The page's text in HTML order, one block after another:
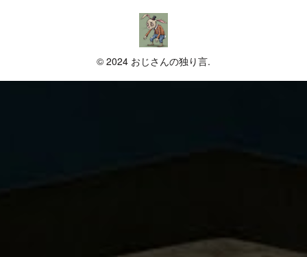
© 2024 おじさんの独り言.